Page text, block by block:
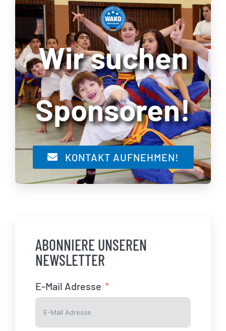
Wir suchen
Sponsoren!
KONTAKT AUFNEHMEN!
ABONNIERE UNSEREN
NEWSLETTER
E-Mail Adresse